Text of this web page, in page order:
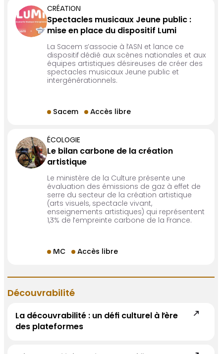
CRÉATION
Spectacles musicaux Jeune public :
mise en place du dispositif Lumi
La Sacem s’associe à l’ASN et lance ce
dispositif dédié aux scènes nationales et aux
équipes artistiques désireuses de créer des
spectacles musicaux Jeune public et
intergénérationnels.
Sacem Accès libre
ÉCOLOGIE
Le bilan carbone de la création
artistique
Le ministère de la Culture présente une
évaluation des émissions de gaz à effet de
serre du secteur de la création artistique
(arts visuels, spectacle vivant,
enseignements artistiques) qui représentent
1,3% de l’empreinte carbone de la France.
MC Accès libre
Découvrabilité
La découvrabilité : un défi culturel à l’ère
des plateformes